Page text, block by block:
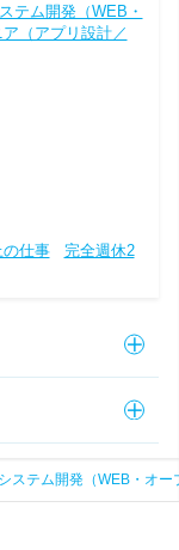
テム開発（WEB・
（アプリ設計／
仕事
完全週休2
システム開発（WEB・オ